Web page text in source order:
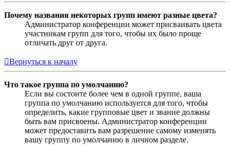
Почему названия некоторых групп имеют разные цвета?
Администратор конференции может присваивать цвета
участникам групп для того, чтобы их было проще
отличать друг от друга.
Вернуться к началу
Что такое группа по умолчанию?
Если вы состоите более чем в одной группе, ваша
группа по умолчанию используется для того, чтобы
определить, какие групповые цвет и звание должны
быть вам присвоены. Администратор конференции
может предоставить вам разрешение самому изменять
вашу группу по умолчанию в личном разделе.